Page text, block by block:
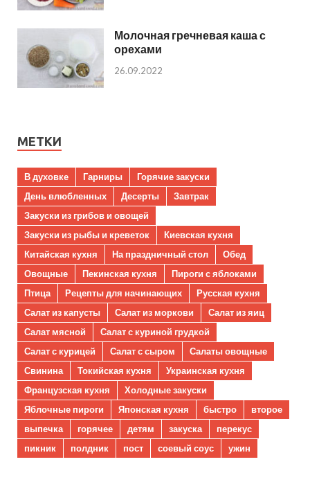
Молочная гречневая каша с
орехами
26.09.2022
МЕТКИ
В духовке Гарниры
Горячие закуски
День влюбленных
Десерты
Завтрак
Закуски из грибов и овощей
Закуски из рыбы и креветок
Киевская кухня
Китайская кухня
На праздничный стол
Обед
Овощные
Пекинская кухня
Пироги с яблоками
Птица
Рецепты для начинающих
Русская кухня
Салат из капусты
Салат из моркови
Салат из яиц
Салат мясной
Салат с куриной грудкой
Салат с курицей
Салат с сыром
Салаты овощные
Свинина
Токийская кухня
Украинская кухня
Французская кухня
Холодные закуски
Яблочные пироги
Японская кухня быстро
второе
выпечка
горячее детям закуска
перекус
пикник
полдник пост соевый соус ужин